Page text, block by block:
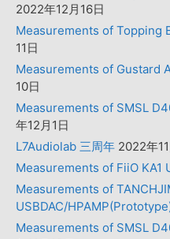
2022年12月16日
Measurements of Topping
11日
Measurements of Gustard
10日
Measurements of SMSL
年12月1日
L7Audiolab 三周年 2022年
Measurements of FiiO KA1
Measurements of
USBDAC/
Measurements of SMSL